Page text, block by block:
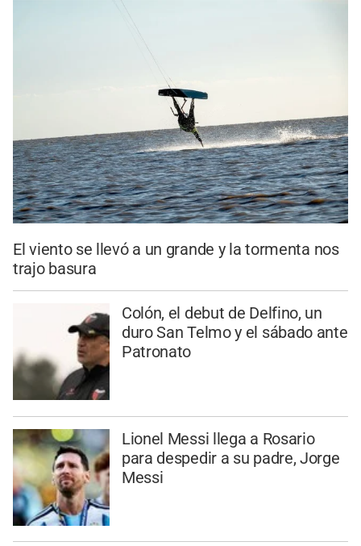
El viento se llevó a un grande y la tormenta nos
trajo basura
Colón, el debut de Delfino, un
duro San Telmo y el sábado ante
Patronato
Lionel Messi llega a Rosario
para despedir a su padre, Jorge
Messi